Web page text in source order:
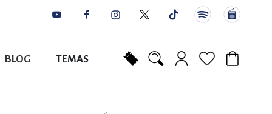
BLOG TEMAS
LITERARIOS